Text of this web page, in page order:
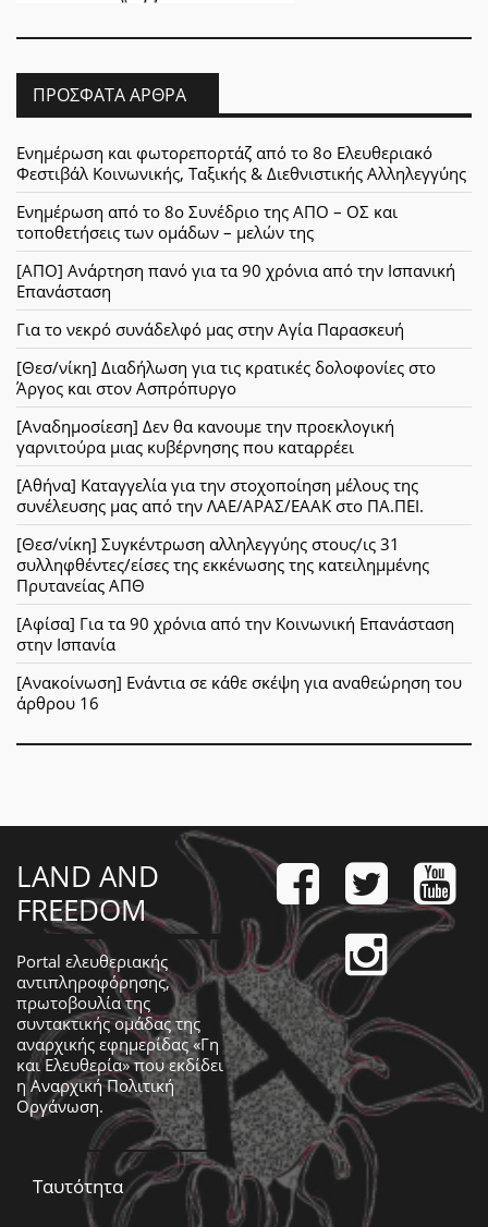
ΠΡΌΣΦΑΤΑ ΆΡΘΡΑ
Ενημέρωση και φωτορεπορτάζ από το 8ο Ελευθεριακό
Φεστιβάλ Κοινωνικής, Ταξικής & Διεθνιστικής Αλληλεγγύης
Ενημέρωση από το 8ο Συνέδριο της ΑΠΟ – ΟΣ και
τοποθετήσεις των ομάδων – μελών της
[ΑΠΟ] Ανάρτηση πανό για τα 90 χρόνια από την Ισπανική
Επανάσταση
Για το νεκρό συνάδελφό μας στην Αγία Παρασκευή
[Θεσ/νίκη] Διαδήλωση για τις κρατικές δολοφονίες στο
Άργος και στον Ασπρόπυργο
[Αναδημοσίεση] Δεν θα κανουμε την προεκλογική
γαρνιτούρα μιας κυβέρνησης που καταρρέει
[Αθήνα] Καταγγελία για την στοχοποίηση μέλους της
συνέλευσης μας από την ΛΑΕ/ΑΡΑΣ/ΕΑΑΚ στο ΠΑ.ΠΕΙ.
[Θεσ/νίκη] Συγκέντρωση αλληλεγγύης στους/ις 31
συλληφθέντες/είσες της εκκένωσης της κατειλημμένης
Πρυτανείας ΑΠΘ
[Αφίσα] Για τα 90 χρόνια από την Κοινωνική Επανάσταση
στην Ισπανία
[Ανακοίνωση] Ενάντια σε κάθε σκέψη για αναθεώρηση του
άρθρου 16
LAND AND
FREEDOM
Portal ελευθεριακής
αντιπληροφόρησης,
πρωτοβουλία της
συντακτικής ομάδας της
αναρχικής εφημερίδας «Γη
και Ελευθερία» που εκδίδει
ηΑναρχική Πολιτική
Οργάνωση.
Ταυτότητα